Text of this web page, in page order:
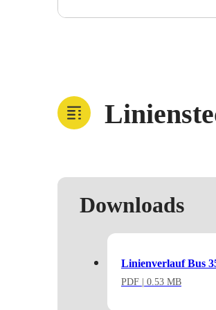
Downloads
Linienverlauf Bus
PDF | 0.53 MB